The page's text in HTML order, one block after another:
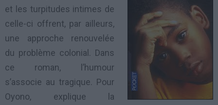
et les turpitudes intimes de
celle-ci offrent, par ailleurs,
une approche renouvelée
du problème colonial. Dans
ce roman, l’humour
s’associe au tragique. Pour
Oyono, explique la